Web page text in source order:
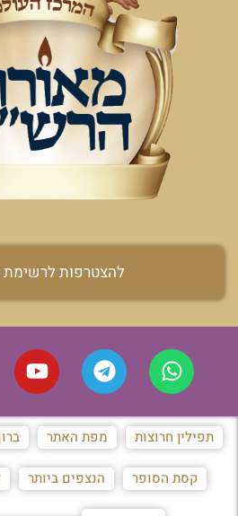
להצטרפות
תפילין חרוצות מפת האתר
קסת הסופר הנצפים ביותר